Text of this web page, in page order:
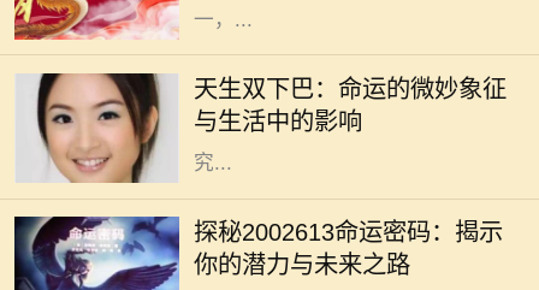
一，...
天生双下巴：命运的微妙象征
与生活中的影响
在我们的生活中，外貌常常是人们最
先注意到的特点之一。双下巴，作为
一种常见的面部特征，通常被视作审
美上的“瑕疵”。然而，天生双下巴
究...
探秘2002613命运密码：揭示
你的潜力与未来之路
在中国传统命理学中，数字常常承载
着深厚的文化象征与个人命运的微妙
联系。今天我们将要探讨的数字是
2002613，这个单一的数字组合背